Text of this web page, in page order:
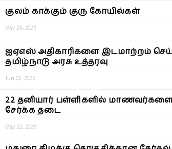
குலம் காக்கும் குரு கோயில்கள்
May 26, 2026
ஐஏஎஸ் அதிகாரிகளை இடமாற்றம்
தமிழ்நாடு அரசு உத்தரவு
Jun 02, 2026
22 தனியார் பள்ளிகளில்
சேர்க்க தடை
May 22, 2026